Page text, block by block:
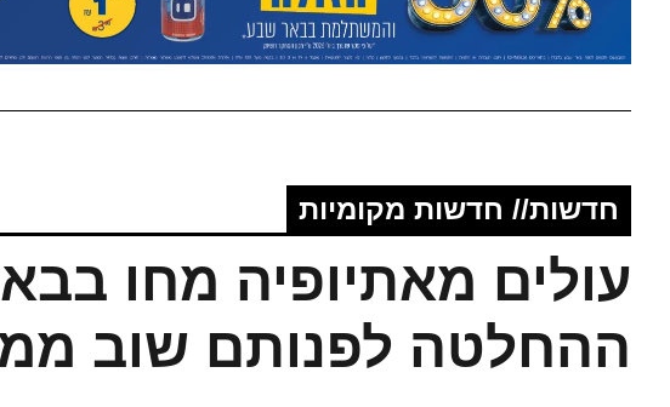
חדשות// חדשות מקומיות
עולים מאתיופיה מחו
ההחלטה לפנותם שוב